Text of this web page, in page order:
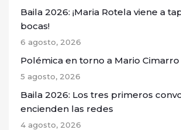
Baila 2026: ¡Maria Rotela viene a
bocas!
6 agosto, 2026
Polémica en torno a Mario Cimarro
5 agosto, 2026
Baila 2026: Los tres primeros
encienden las redes
4 agosto, 2026